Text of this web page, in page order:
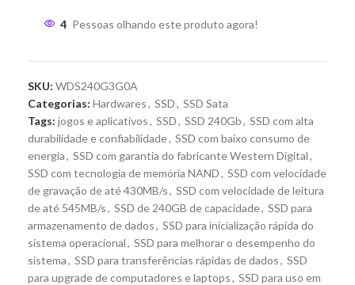
4 Pessoas olhando este produto agora!
SKU: WDS240G3G0A
Categorias: Hardwares, SSD, SSD Sata
Tags: jogos e aplicativos, SSD, SSD 240Gb, SSD com alta
durabilidade e confiabilidade, SSD com baixo consumo de
energia, SSD com garantia do fabricante Western Digital,
SSD com tecnologia de memória NAND, SSD com velocidade
de gravação de até 430MB/s, SSD com velocidade de leitura
de até 545MB/s, SSD de 240GB de capacidade, SSD para
armazenamento de dados, SSD para inicialização rápida do
sistema operacional, SSD para melhorar o desempenho do
sistema, SSD para transferências rápidas de dados, SSD
para upgrade de computadores e laptops, SSD para uso em